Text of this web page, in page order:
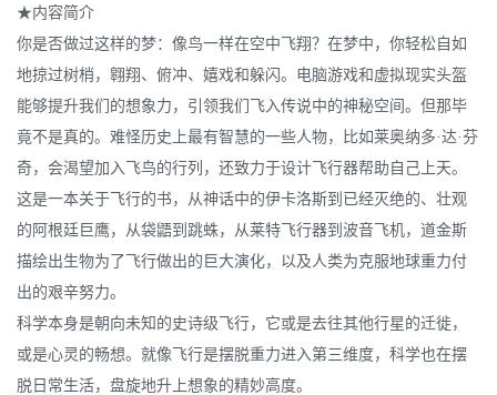
★️️️️️内容简介
你是否做过这样的梦：像鸟一样在空中飞翔？在梦中，你轻松自如
地掠过树梢，翱翔、俯冲、嬉戏和躲闪。电脑游戏和虚拟现实头盔
能够提升我们的想象力，引领我们飞入传说中的神秘空间。但那毕
竟不是真的。难怪历史上最有智慧的一些人物，比如莱奥纳多·达·芬
奇，会渴望加入飞鸟的行列，还致力于设计飞行器帮助自己上天。
这是一本关于飞行的书，从神话中的伊卡洛斯到已经灭绝的、壮观
的阿根廷巨鹰，从袋鼯到跳蛛，从莱特飞行器到波音飞机，道金斯
描绘出生物为了飞行做出的巨大演化，以及人类为克服地球重力付
出的艰辛努力。
科学本身是朝向未知的史诗级飞行，它或是去往其他行星的迁徙，
或是心灵的畅想。就像飞行是摆脱重力进入第三维度，科学也在摆
脱日常生活，盘旋地升上想象的精妙高度。